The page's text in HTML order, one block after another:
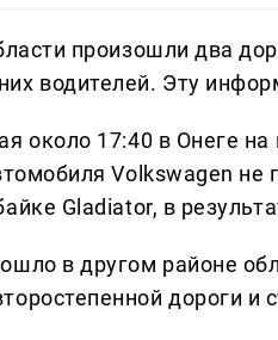
произошли два
водителей. Эту
около 17:40 в Онеге на
Volkswagen
Gladiator, в
в другом районе
дороги и